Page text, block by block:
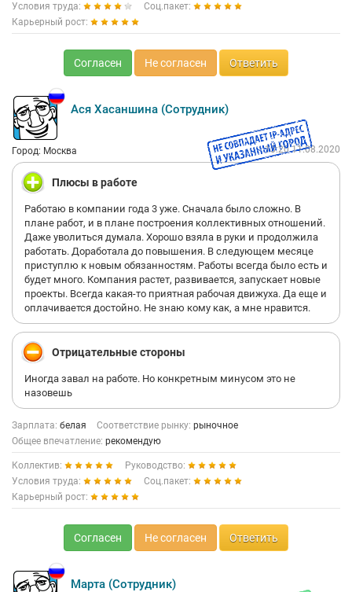
Условия труда:
Соц.пакет:
Карьерный рост:
Согласен Не согласен Ответить
Ася Хасаншина (Сотрудник)
Город: Москва 13:20 11.08.2020
Плюсы в работе
Работаю в компании года 3 уже. Сначала было сложно. В
плане работ, и в плане построения коллективных отношений.
Даже уволиться думала. Хорошо взяла в руки и продолжила
работать. Доработала до повышения. В следующем месяце
приступлю к новым обязанностям. Работы всегда было есть и
будет много. Компания растет, развивается, запускает новые
проекты. Всегда какая-то приятная рабочая движуха. Да еще и
оплачивается достойно. Не знаю кому как, а мне нравится.
Отрицательные стороны
Иногда завал на работе. Но конкретным минусом это не
назовешь
Зарплата: белая Соответствие рынку: рыночное
Общее впечатление: рекомендую
Коллектив:
Руководство:
Условия труда:
Соц.пакет:
Карьерный рост:
Согласен Не согласен Ответить
Марта (Сотрудник)